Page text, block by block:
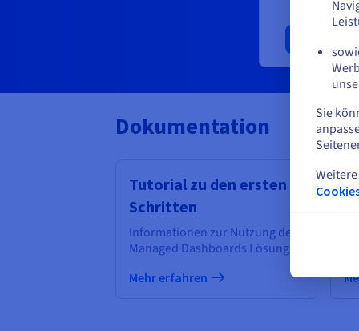
Dokumentation
Tutorial zu den ersten
Schritten
Informationen zur Nutzung der
Managed Dashboards Lösung
Mehr erfahren
Sie